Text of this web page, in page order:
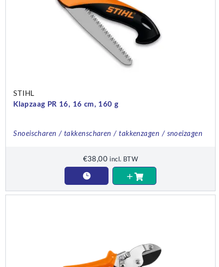
STIHL
Klapzaag PR 16, 16 cm, 160 g
Snoeischaren / takkenscharen / takkenzagen / snoeizagen
€38,00 incl. BTW